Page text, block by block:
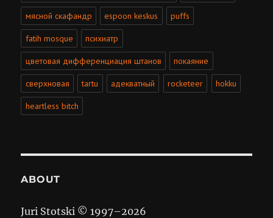
мясной скафандр espoon keskus puffs
fatih mosque психиатр
цветовая дифференциация штанов покаяние
сверхновая tartu адекватный rocketeer hokku
heartless bitch
ABOUT
Juri Stotski © 1997–2026